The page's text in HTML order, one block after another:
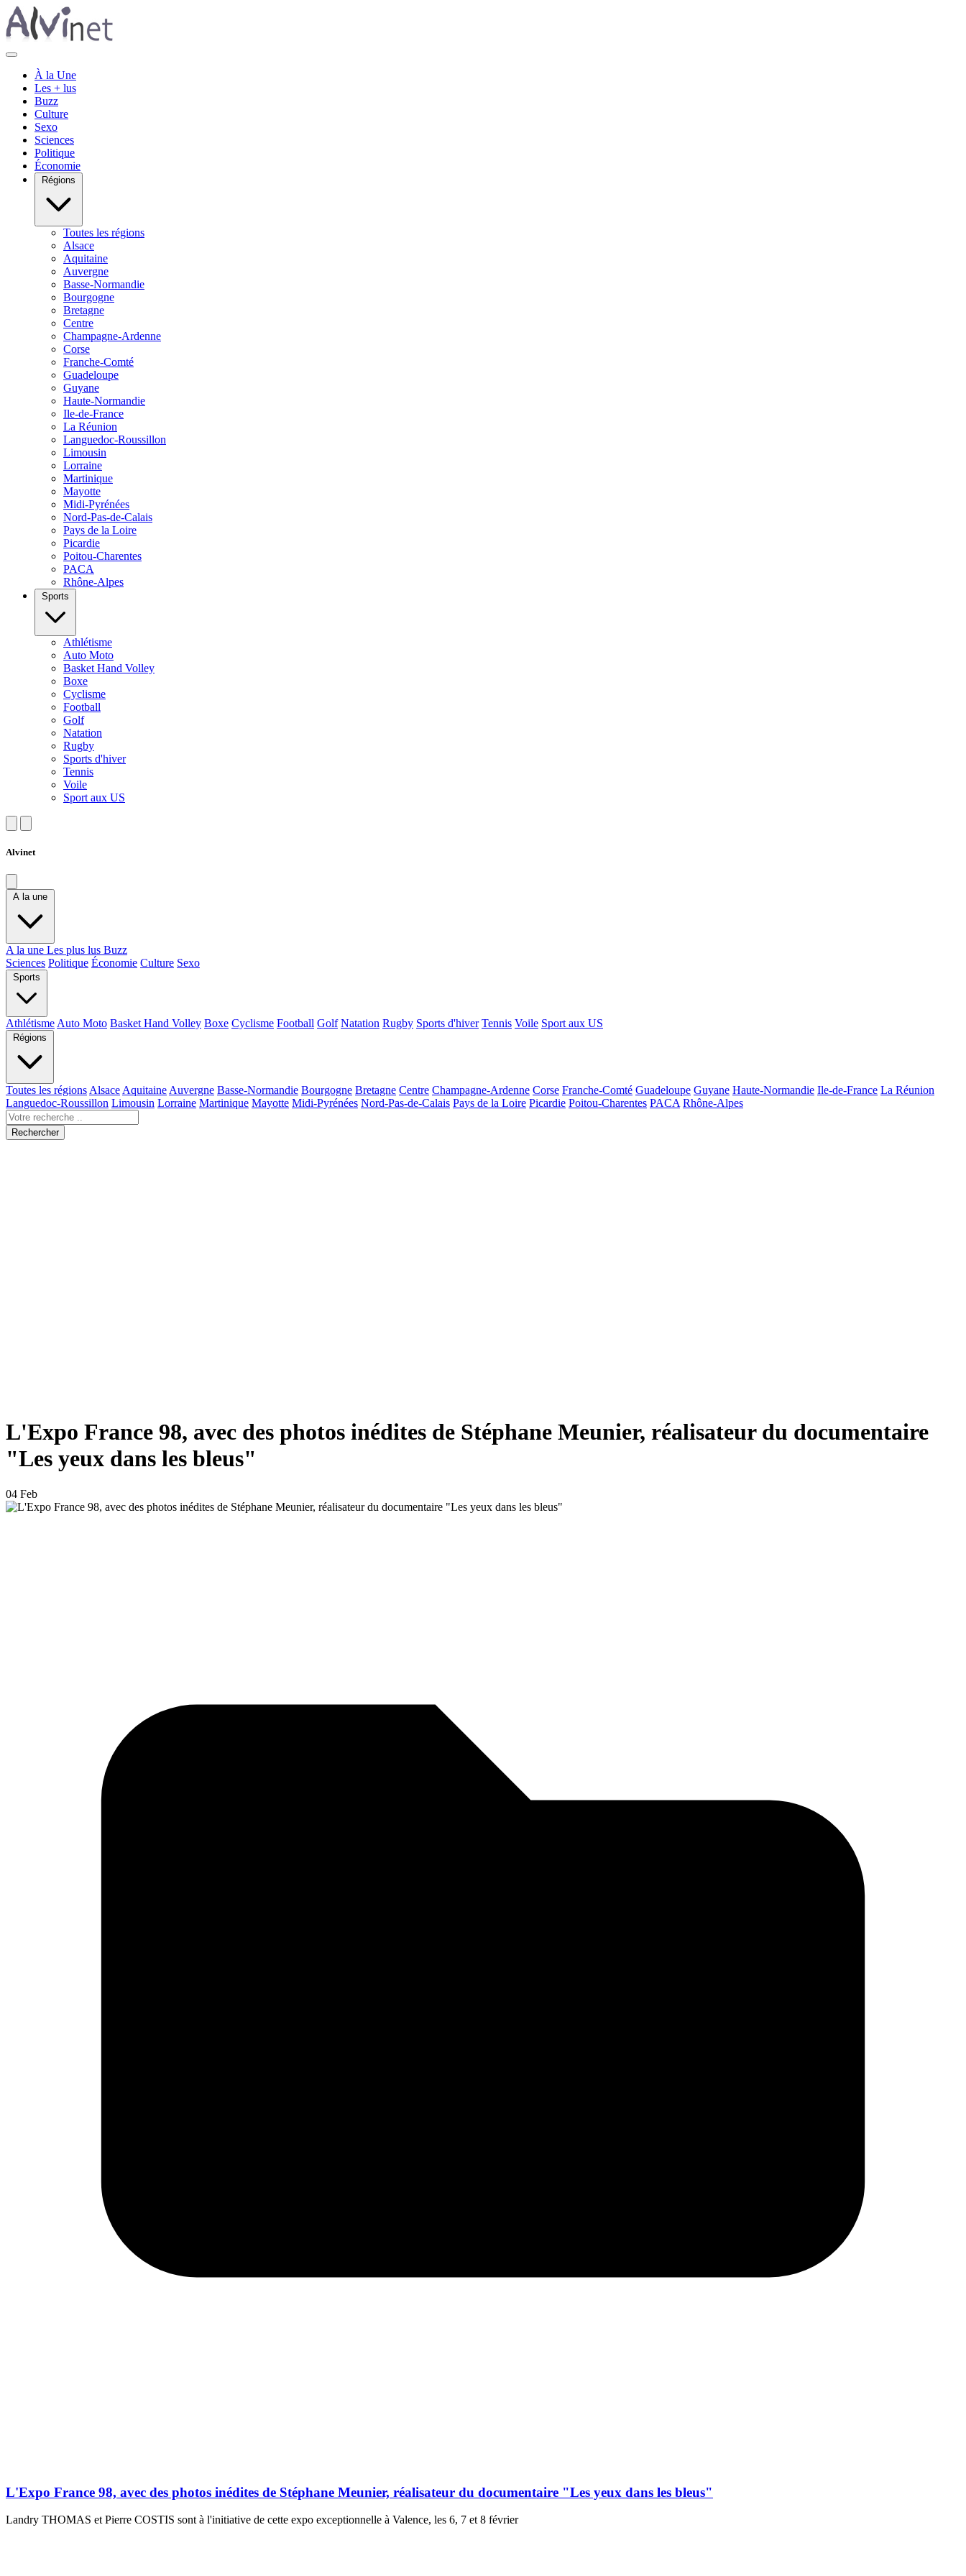
À la Une
Les + lus
Buzz
Culture
Sexo
Sciences
Politique
Économie
Régions
Toutes les régions
Alsace
Aquitaine
Auvergne
Basse-Normandie
Bourgogne
Bretagne
Centre
Champagne-Ardenne
Corse
Franche-Comté
Guadeloupe
Guyane
Haute-Normandie
Ile-de-France
La Réunion
Languedoc-Roussillon
Limousin
Lorraine
Martinique
Mayotte
Midi-Pyrénées
Nord-Pas-de-Calais
Pays de la Loire
Picardie
Poitou-Charentes
PACA
Rhône-Alpes
Sports
Athlétisme
Auto Moto
Basket Hand Volley
Boxe
Cyclisme
Football
Golf
Natation
Rugby
Sports d'hiver
Tennis
Voile
Sport aux US
Alvinet
A la une
A la une Les plus lus Buzz
Sciences Politique Économie Culture Sexo
Sports
Athlétisme Auto Moto Basket Hand Volley Boxe Cyclisme Football Golf Natation Rugby Sports d'hiver Tennis Voile Sport aux US
Régions
Toutes les régions Alsace Aquitaine Auvergne Basse-Normandie Bourgogne Bretagne Centre Champagne-Ardenne Corse Franche-Comté Guadeloupe Guyane Haute-Normandie Ile-de-France La Réunion
Languedoc-Roussillon Limousin Lorraine Martinique Mayotte Midi-Pyrénées Nord-Pas-de-Calais Pays de la Loire Picardie Poitou-Charentes PACA Rhône-Alpes
Rechercher
L'Expo France 98, avec des photos inédites de Stéphane Meunier, réalisateur du documentaire
"Les yeux dans les bleus"
04 Feb
L'Expo France 98, avec des photos inédites de Stéphane Meunier, réalisateur du documentaire "Les yeux dans les bleus"
Landry THOMAS et Pierre COSTIS sont à l'initiative de cette expo exceptionnelle à Valence, les 6, 7 et 8 février